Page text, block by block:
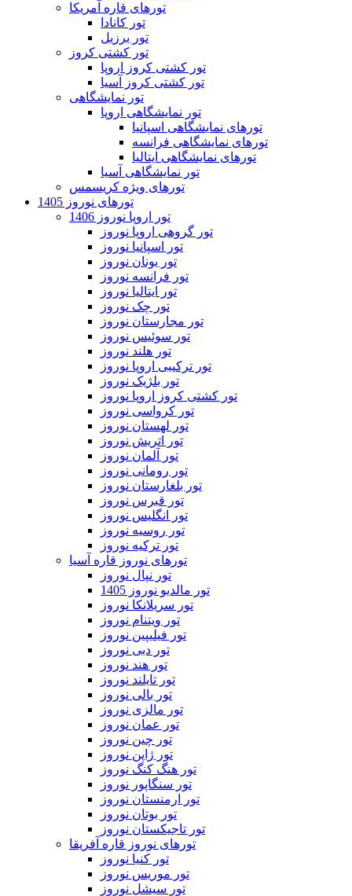
تورهای قاره آمریکا
تور کانادا
تور برزیل
تور کشتی کروز
تور کشتی کروز اروپا
تور کشتی کروز آسیا
تور نمایشگاهی
تور نمایشگاهی اروپا
تورهای نمایشگاهی اسپانیا
تورهای نمایشگاهی فرانسه
تورهای نمایشگاهی ایتالیا
تور نمایشگاهی آسیا
تورهای ویژه کریسمس
تورهای نوروز 1405
تور اروپا نوروز 1406
تور گروهی اروپا نوروز
تور اسپانیا نوروز
تور یونان نوروز
تور فرانسه نوروز
تور ایتالیا نوروز
تور چک نوروز
تور مجارستان نوروز
تور سوئیس نوروز
تور هلند نوروز
تور ترکیبی اروپا نوروز
تور بلژیک نوروز
تور کشتی کروز اروپا نوروز
تور کرواسی نوروز
تور لهستان نوروز
تور اتریش نوروز
تور آلمان نوروز
تور رومانی نوروز
تور بلغارستان نوروز
تور قبرس نوروز
تور انگلیس نوروز
تور روسیه نوروز
تور ترکیه نوروز
تورهای نوروز قاره آسیا
تور نپال نوروز
تور مالدیو نوروز 1405
تور سریلانکا نوروز
تور ویتنام نوروز
تور فیلیپین نوروز
تور دبی نوروز
تور هند نوروز
تور تایلند نوروز
تور بالی نوروز
تور مالزی نوروز
تور عمان نوروز
تور چین نوروز
تور ژاپن نوروز
تور هنگ کنگ نوروز
تور سنگاپور نوروز
تور ارمنستان نوروز
تور بوتان نوروز
تور تاجیکستان نوروز
تورهای نوروز قاره آفریقا
تور کنیا نوروز
تور موریس نوروز
تور سیشل نوروز